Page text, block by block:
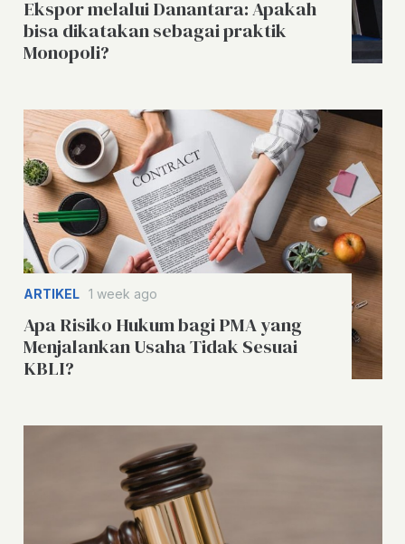
Ekspor melalui Danantara: Apakah
bisa dikatakan sebagai praktik
Monopoli?
ARTIKEL 1 week ago
Apa Risiko Hukum bagi PMA yang
Menjalankan Usaha Tidak Sesuai
KBLI?